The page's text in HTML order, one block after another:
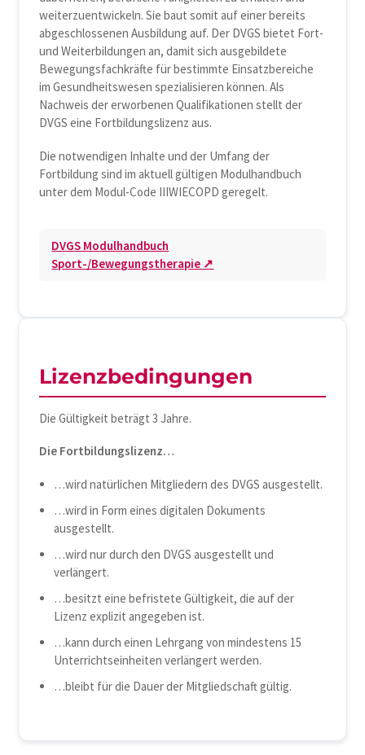
weiterzuentwickeln. Sie baut somit auf einer bereits
abgeschlossenen Ausbildung auf. Der DVGS bietet Fort-
und Weiterbildungen an, damit sich ausgebildete
Bewegungsfachkräfte für bestimmte Einsatzbereiche
im Gesundheitswesen spezialisieren können. Als
Nachweis der erworbenen Qualifikationen stellt der
DVGS eine Fortbildungslizenz aus.
Die notwendigen Inhalte und der Umfang der
Fortbildung sind im aktuell gültigen Modulhandbuch
unter dem Modul-Code IIIWIECOPD geregelt.
DVGS Modulhandbuch
Sport-/Bewegungstherapie ↗
Lizenzbedingungen
Die Gültigkeit beträgt 3 Jahre.
Die Fortbildungslizenz…
…wird natürlichen Mitgliedern des DVGS ausgestellt.
…wird in Form eines digitalen Dokuments
ausgestellt.
…wird nur durch den DVGS ausgestellt und
verlängert.
…besitzt eine befristete Gültigkeit, die auf der
Lizenz explizit angegeben ist.
…kann durch einen Lehrgang von mindestens 15
Unterrichtseinheiten verlängert werden.
…bleibt für die Dauer der Mitgliedschaft gültig.